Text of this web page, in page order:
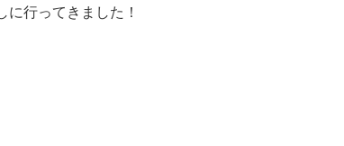
行ってきました！